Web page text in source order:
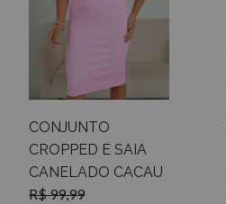
CONJUNTO
CROPPED E SAIA
CANELADO CACAU
R$ 99,99